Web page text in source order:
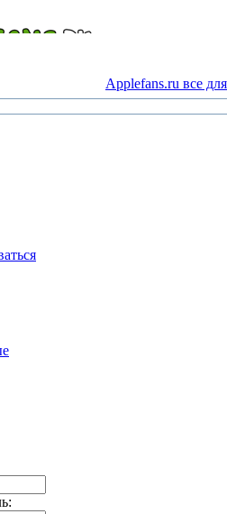
Applefans.ru все для